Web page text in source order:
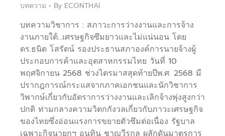
บทความ By ECONTHAI
บทความวิชาการ : สภาวะการว่างงานและการจ้าง
งานภายใต้…เศรษฐกิจซึมยาวและไม่แน่นอน โดย
ดร.ธนิต โสรัตน์ รองประธานสภาองค์การนายจ้างผู้
ประกอบการค้าและอุตสาหกรรมไทย วันที่ 10
พฤศจิกายน 2568 ช่วงไตรมาสสุดท้ายปีพ.ศ. 2568 มี
ปรากฎการณ์กระแสจากภาคเอกชนและนักวิชาการ
วิพากษ์เกี่ยวกับอัตราการว่างงานและเลิกจ้างพุ่งสูงกว่า
ปกติ ท่ามกลางความวิตกกังวลเกี่ยวกับภาวะเศรษฐกิจ
ของไทยซึ่งอ่อนแรงการขยายตัวซึมต่อเนื่อง รัฐบาล